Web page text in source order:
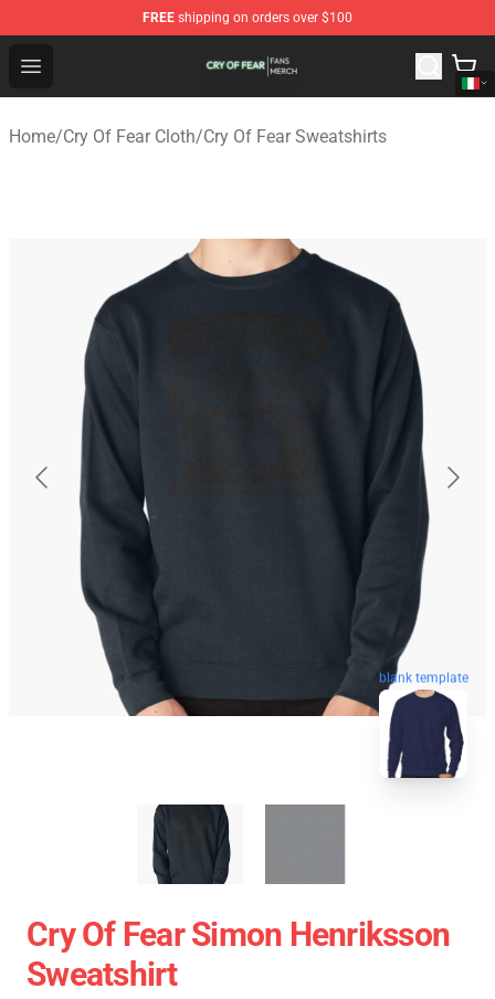
FREE shipping on orders over $100
Open menu
Cry Of Fear Shop - Official Cry Of Fear Merchandise Store
Home/Cry Of Fear Cloth/Cry Of Fear Sweatshirts
blank template
Cry Of Fear Simon Henriksson
Sweatshirt